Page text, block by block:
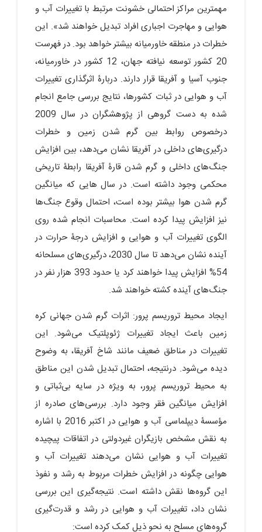
مهم‏ترین مراکز احتمالی خشونت مرتبط با تغییرات آب و
هوایی و مهاجرت اجباری افراد تبدیل خواهند شد». این
خطرات در منطقه خاورمیانه بیشتر خواهد بود. در فهرست
20 کشور توسعه ‏نیافته جهان، 12 کشور در خاورمیانه،
جنوب آسیا و آفریقا قرار دارند. دربارۀ اثرگذاری تغییرات
آب و هوایی در ثبات کشورها، نتایج بررسی جامع انجام
‏شده به ‏دست گروهی از پژوهشگران در سال 2009
درخصوص روابط بین گرم ‏شدن زمین و خطرات
درگیری‌های داخلی در آفریقا نشان می‌دهد، بین افزایش
جنگ‌های داخلی و گرم‏ شدن قارۀ آفریقا رابطۀ تاریخی
محکمی وجود داشته است. در سال‏ هایی که میانگین
گرم‏ شدن هوا بیشتر بوده است، احتمال وقوع جنگ‌ها
نیز افزایش پیدا کرده است. محاسبات انجام‏ شده روی
الگوی تغییرات آب و هوایی و افزایش درجۀ حرارت در
آینده نشان می‌دهد تا سال 2030، درگیری‌های مسلحانه
54% افزایش پیدا خواهند کرد یا حدود 393 هزار نفر در
جنگ‌های آینده کشته خواهند شد.
ایجاد محیط تروریسم پرور: اثرات گرم‏ شدن جهانی کره
زمین باعث ایجاد تغییرات ژئوپلتیک می‌شود. این
تغییرات در مناطق ضعیف مانند شاخ آفریقا، به‏ وضوح
دیده می‌شود. درنتیجه، احتمال تبدیل‏ شدن این مناطق
به محیط تروریسم‏ پرور، به‏ ویژه در سایه بی‌ثباتی و
افزایش میانگین فقر وجود دارد. بررسی‌های صادره از
مؤسسۀ دیپلماسی آب و هوایی در اکتبر 2016 با اشاره
به نقش مشخص بازیگران غیردولتی در اتفاقات پیچیده
تغییرات آب و هوایی نشان می‌دهند تغییرات آب و
هوایی چگونه در افزایش خطرات مربوط به رشد و نفوذ
این گروه‌ها نقش داشته است. نتیجه‌گیری این بررسی
نشان داد، تغییرات آب و هوایی در رشد و قدرت‌گیری
گروه‌های مسلح به نحو ذیل کمک کرده است: